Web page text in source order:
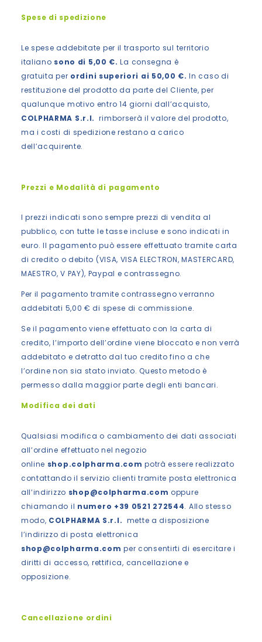
Spese di spedizione
Le spese addebitate per il trasporto sul territorio
italiano sono di 5,00 €. La consegna è
gratuita per ordini superiori ai 50,00 €. In caso di
restituzione del prodotto da parte del Cliente, per
qualunque motivo entro 14 giorni dall’acquisto,
COLPHARMA S.r.l. rimborserà il valore del prodotto,
ma i costi di spedizione restano a carico
dell’acquirente.
Prezzi e Modalità di pagamento
I prezzi indicati sono sempre prezzi di vendita al
pubblico, con tutte le tasse incluse e sono indicati in
euro. Il pagamento può essere effettuato tramite carta
di credito o debito (VISA, VISA ELECTRON, MASTERCARD,
MAESTRO, V PAY), Paypal e contrassegno.
Per il pagamento tramite contrassegno verranno
addebitati 5,00 € di spese di commissione.
Se il pagamento viene effettuato con la carta di
credito, l’importo dell’ordine viene bloccato e non verrà
addebitato e detratto dal tuo credito fino a che
l’ordine non sia stato inviato. Questo metodo è
permesso dalla maggior parte degli enti bancari.
Modifica dei dati
Qualsiasi modifica o cambiamento dei dati associati
all’ordine effettuato nel negozio
online shop.colpharma.compotrà essere realizzato
contattando il servizio clienti tramite posta elettronica
all’indirizzo shop@colpharma.com oppure
chiamando il numero +39 0521 272544. Allo stesso
modo, COLPHARMA S.r.l. mette a disposizione
l’indirizzo di posta elettronica
shop@colpharma.com per consentirti di esercitare i
diritti di accesso, rettifica, cancellazione e
opposizione.
Cancellazione ordini